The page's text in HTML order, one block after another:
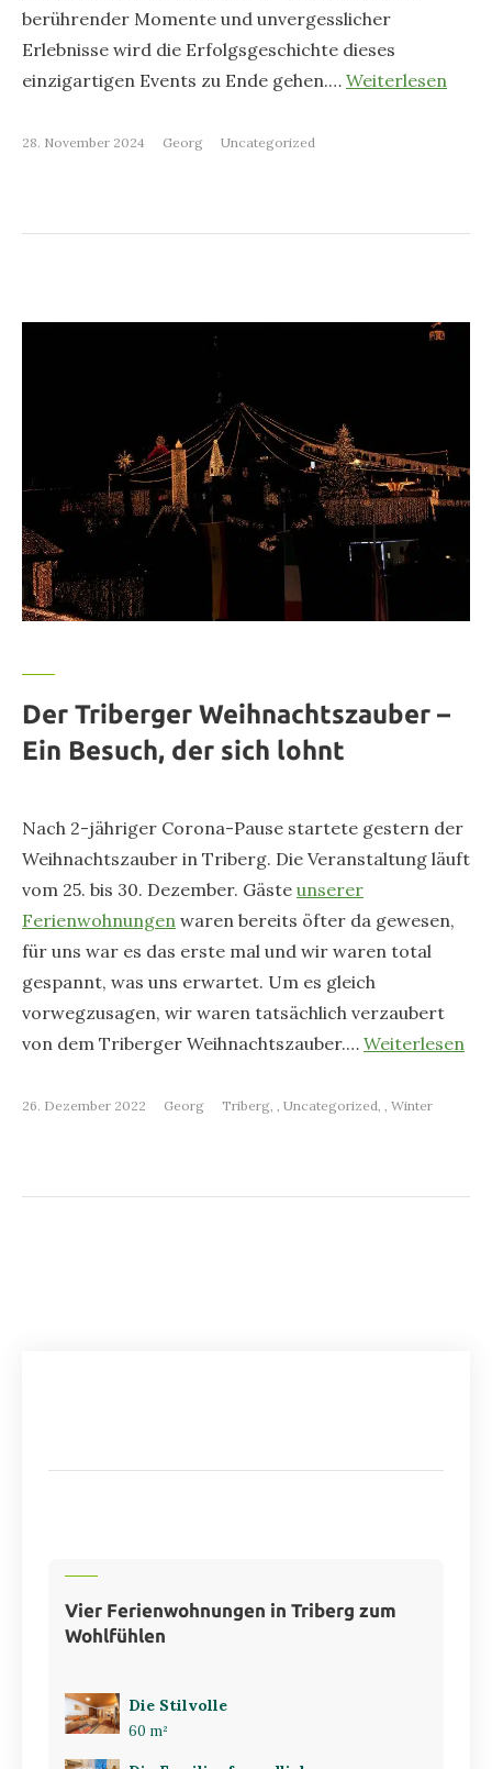
berührender Momente und unvergesslicher
Erlebnisse wird die Erfolgsgeschichte dieses
einzigartigen Events zu Ende gehen.… Weiterlesen
28. November 2024 Georg Uncategorized
Der Triberger Weihnachtszauber –
Ein Besuch, der sich lohnt
Nach 2-jähriger Corona-Pause startete gestern der
Weihnachtszauber in Triberg. Die Veranstaltung läuft
vom 25. bis 30. Dezember. Gäste unserer
Ferienwohnungen waren bereits öfter da gewesen,
für uns war es das erste mal und wir waren total
gespannt, was uns erwartet. Um es gleich
vorwegzusagen, wir waren tatsächlich verzaubert
von dem Triberger Weihnachtszauber.… Weiterlesen
26. Dezember 2022 Georg Triberg Uncategorized Winter
Vier Ferienwohnungen in Triberg zum
Wohlfühlen
Die Stilvolle
60 m²